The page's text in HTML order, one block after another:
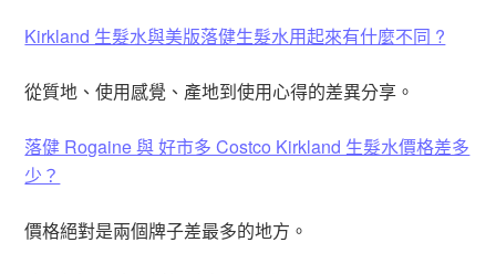
Kirkland 生髮水與美版落健生髮水用起來有什麼不同 ?
從質地、使用感覺、產地到使用心得的差異分享。
落健 Rogaine 與 好市多 Costco Kirkland 生髮水價格差多
少？
價格絕對是兩個牌子差最多的地方。